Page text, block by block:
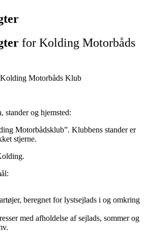
for Kolding Motorbåds
Motorbåds Klub
stander og hjemsted:
Motorbådsklub”. Klubbens stander er
stjerne.
beregnet for lystsejlads i og omkring
med afholdelse af sejlads, sommer og